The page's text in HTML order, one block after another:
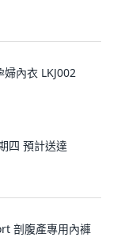
內衣 LKJ002
四 預計送達
剖腹產專用內褲